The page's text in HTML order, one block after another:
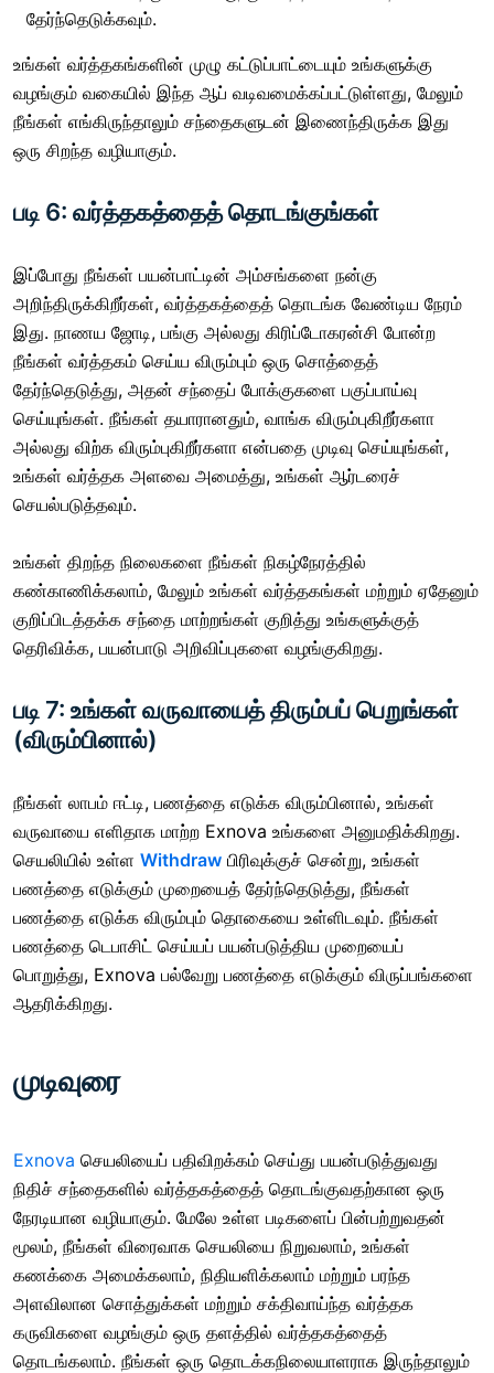
தேர்ந்தெடுக்கவும்.
உங்கள் வர்த்தகங்களின் முழு கட்டுப்பாட்டையும் உங்களுக்கு
வழங்கும் வகையில் இந்த ஆப் வடிவமைக்கப்பட்டுள்ளது, மேலும்
நீங்கள் எங்கிருந்தாலும் சந்தைகளுடன் இணைந்திருக்க இது
ஒரு சிறந்த வழியாகும்.
படி 6: வர்த்தகத்தைத் தொடங்குங்கள்
இப்போது நீங்கள் பயன்பாட்டின் அம்சங்களை நன்கு
அறிந்திருக்கிறீர்கள், வர்த்தகத்தைத் தொடங்க வேண்டிய நேரம்
இது. நாணய ஜோடி, பங்கு அல்லது கிரிப்டோகரன்சி போன்ற
நீங்கள் வர்த்தகம் செய்ய விரும்பும் ஒரு சொத்தைத்
தேர்ந்தெடுத்து, அதன் சந்தைப் போக்குகளை பகுப்பாய்வு
செய்யுங்கள். நீங்கள் தயாரானதும், வாங்க விரும்புகிறீர்களா
அல்லது விற்க விரும்புகிறீர்களா என்பதை முடிவு செய்யுங்கள்,
உங்கள் வர்த்தக அளவை அமைத்து, உங்கள் ஆர்டரைச்
செயல்படுத்தவும்.
உங்கள் திறந்த நிலைகளை நீங்கள் நிகழ்நேரத்தில்
கண்காணிக்கலாம், மேலும் உங்கள் வர்த்தகங்கள் மற்றும் ஏதேனும்
குறிப்பிடத்தக்க சந்தை மாற்றங்கள் குறித்து உங்களுக்குத்
தெரிவிக்க, பயன்பாடு அறிவிப்புகளை வழங்குகிறது.
படி 7: உங்கள் வருவாயைத் திரும்பப் பெறுங்கள்
(விரும்பினால்)
நீங்கள் லாபம் ஈட்டி, பணத்தை எடுக்க விரும்பினால், உங்கள்
வருவாயை எளிதாக மாற்ற Exnova உங்களை அனுமதிக்கிறது.
செயலியில் உள்ள Withdraw பிரிவுக்குச் சென்று, உங்கள்
பணத்தை எடுக்கும் முறையைத் தேர்ந்தெடுத்து, நீங்கள்
பணத்தை எடுக்க விரும்பும் தொகையை உள்ளிடவும். நீங்கள்
பணத்தை டெபாசிட் செய்யப் பயன்படுத்திய முறையைப்
பொறுத்து, Exnova பல்வேறு பணத்தை எடுக்கும் விருப்பங்களை
ஆதரிக்கிறது.
முடிவுரை
Exnova செயலியைப் பதிவிறக்கம் செய்து பயன்படுத்துவது
நிதிச் சந்தைகளில் வர்த்தகத்தைத் தொடங்குவதற்கான ஒரு
நேரடியான வழியாகும். மேலே உள்ள படிகளைப் பின்பற்றுவதன்
மூலம், நீங்கள் விரைவாக செயலியை நிறுவலாம், உங்கள்
கணக்கை அமைக்கலாம், நிதியளிக்கலாம் மற்றும் பரந்த
அளவிலான சொத்துக்கள் மற்றும் சக்திவாய்ந்த வர்த்தக
கருவிகளை வழங்கும் ஒரு தளத்தில் வர்த்தகத்தைத்
தொடங்கலாம். நீங்கள் ஒரு தொடக்கநிலையாளராக இருந்தாலும்